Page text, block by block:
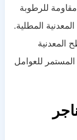
للرطوبة
المطلية.
المعدنية
للعوامل